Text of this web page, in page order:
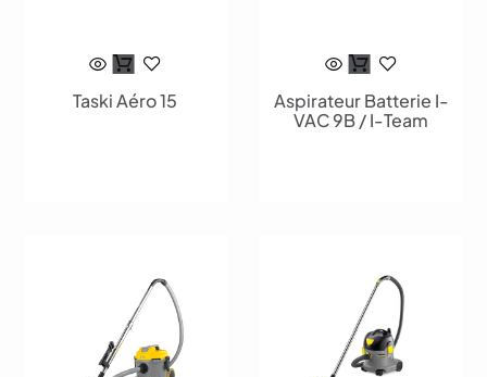
Taski Aéro 15
Aspirateur Batterie I-
VAC 9B / I-Team